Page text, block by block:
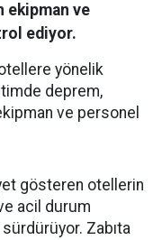
ekipman ve
ediyor.
yönelik
deprem,
ve personel
gösteren otellerin
acil durum
Zabıta